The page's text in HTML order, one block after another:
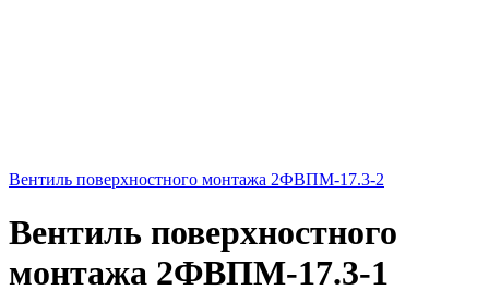
Вентиль поверхностного монтажа 2ФВПМ-17.3-2
Вентиль поверхностного
монтажа 2ФВПМ-17.3-1